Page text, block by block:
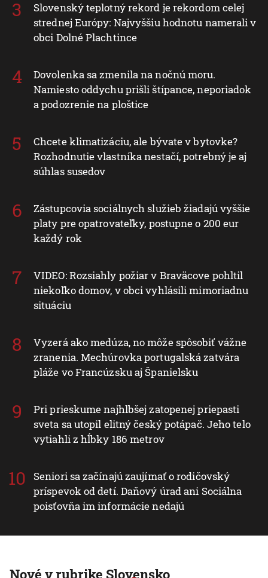
Slovenský teplotný rekord je rekordom celej
strednej Európy: Najvyššiu hodnotu namerali v
obci Dolné Plachtince
Dovolenka sa zmenila na nočnú moru.
Namiesto oddychu prišli štípance, neporiadok
a podozrenie na ploštice
Chcete klimatizáciu, ale bývate v bytovke?
Rozhodnutie vlastníka nestačí, potrebný je aj
súhlas susedov
Zástupcovia sociálnych služieb žiadajú vyššie
platy pre opatrovateľky, postupne o 200 eur
každý rok
VIDEO: Rozsiahly požiar v Braväcove pohltil
niekoľko domov, v obci vyhlásili mimoriadnu
situáciu
Vyzerá ako medúza, no môže spôsobiť vážne
zranenia. Mechúrovka portugalská zatvára
pláže vo Francúzsku aj Španielsku
Pri prieskume najhlbšej zatopenej priepasti
sveta sa utopil elitný český potápač. Jeho telo
vytiahli z hĺbky 186 metrov
Seniori sa začínajú zaujímať o rodičovský
príspevok od detí. Daňový úrad ani Sociálna
poisťovňa im informácie nedajú
Nové v rubrike Slovensko